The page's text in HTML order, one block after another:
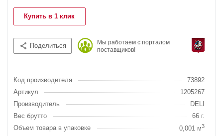
Купить в 1 клик
Поделиться
Мы работаем с порталом
поставщиков!
Код производителя
73892
Артикул
1205267
Производитель
DELI
Вес брутто
66 г.
Объем товара в упаковке
0,001 м3